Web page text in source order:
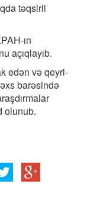
təqsirli
ın
açıqlayıb.
edən və qeyri-
barəsində
olunub.